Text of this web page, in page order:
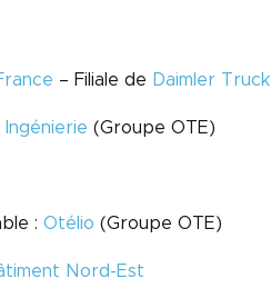
– Filiale de Daimler Truck
Ingénierie (Groupe OTE)
: Otélio (Groupe OTE)
Nord-Est